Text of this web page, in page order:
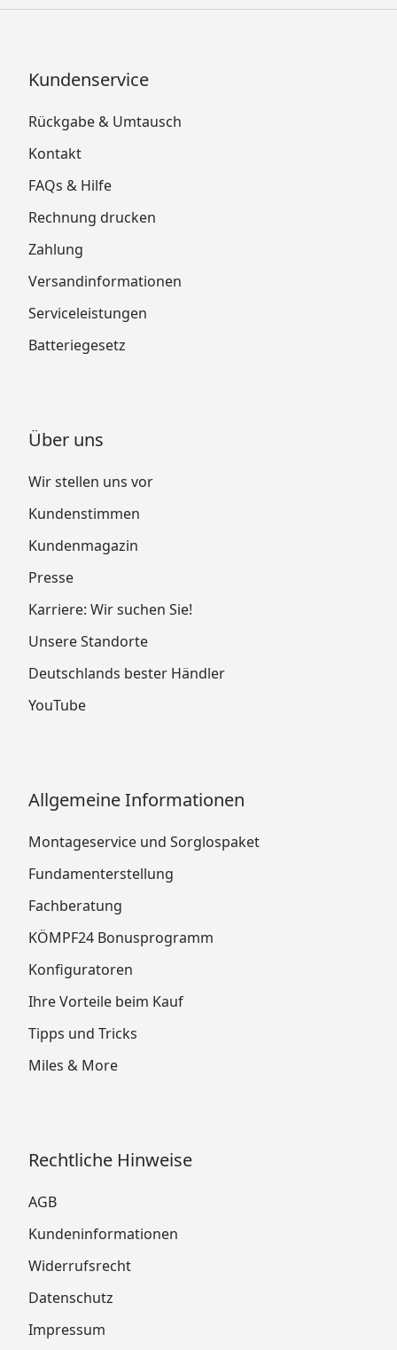
Kundenservice
Rückgabe & Umtausch
Kontakt
FAQs & Hilfe
Rechnung drucken
Zahlung
Versandinformationen
Serviceleistungen
Batteriegesetz
Über uns
Wir stellen uns vor
Kundenstimmen
Kundenmagazin
Presse
Karriere: Wir suchen Sie!
Unsere Standorte
Deutschlands bester Händler
YouTube
Allgemeine Informationen
Montageservice und Sorglospaket
Fundamenterstellung
Fachberatung
KÖMPF24 Bonusprogramm
Konfiguratoren
Ihre Vorteile beim Kauf
Tipps und Tricks
Miles & More
Rechtliche Hinweise
AGB
Kundeninformationen
Widerrufsrecht
Datenschutz
Impressum